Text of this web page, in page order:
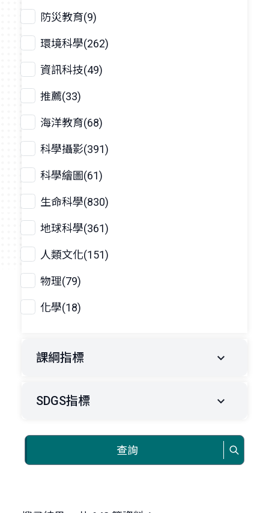
防災教育(9)
環境科學(262)
資訊科技(49)
推薦(33)
海洋教育(68)
科學攝影(391)
科學繪圖(61)
生命科學(830)
地球科學(361)
人類文化(151)
物理(79)
化學(18)
課綱指標
SDGS指標
查詢